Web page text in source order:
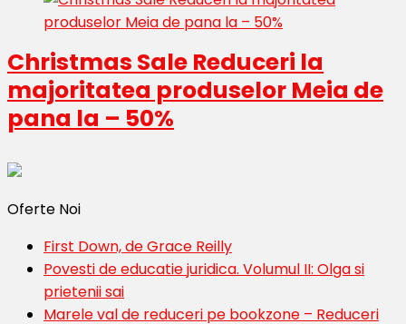
Christmas Sale Reduceri la
majoritatea produselor Meia de
pana la – 50%
Oferte Noi
First Down, de Grace Reilly
Povesti de educatie juridica. Volumul II: Olga si
prietenii sai
Marele val de reduceri pe bookzone – Reduceri